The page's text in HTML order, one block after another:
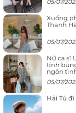
05/07/
Xuống
Thanh
05/07/
Nữ ca sĩ
tính
ngôn
05/07/
Hải Tú